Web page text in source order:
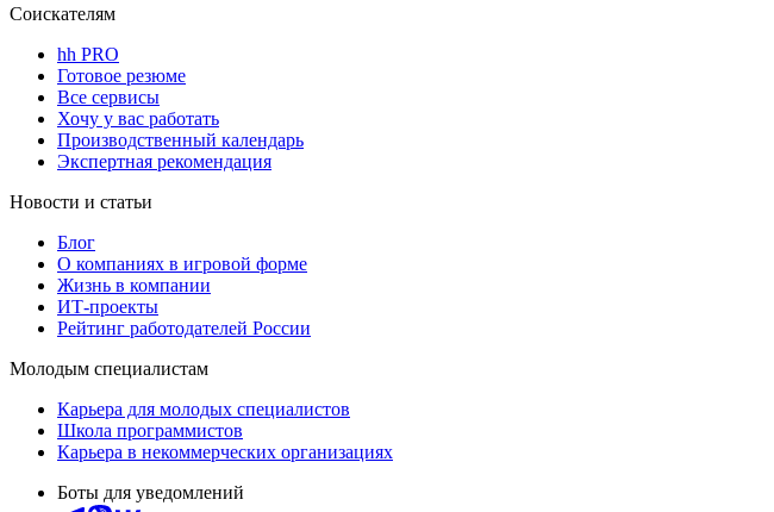
Соискателям
hh PRO
Готовое резюме
Все сервисы
Хочу у вас работать
Производственный календарь
Экспертная рекомендация
Новости и статьи
Блог
О компаниях в игровой форме
Жизнь в компании
ИТ-проекты
Рейтинг работодателей России
Молодым специалистам
Карьера для молодых специалистов
Школа программистов
Карьера в некоммерческих организациях
Боты для уведомлений